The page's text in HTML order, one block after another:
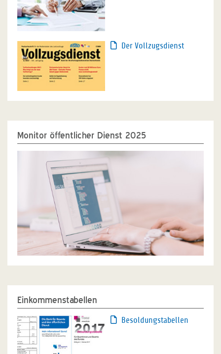
Der Vollzugsdienst
Monitor öffentlicher Dienst 2025
Einkommenstabellen
Besoldungstabellen